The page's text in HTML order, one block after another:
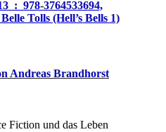
the Belle Tolls (Hell’s Bells 1)
Andreas Brandhorst
Fiction und das Leben